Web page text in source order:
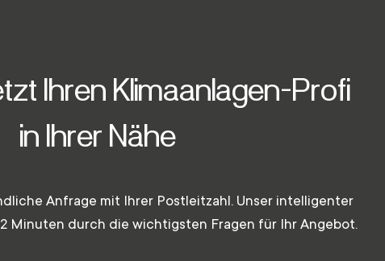
Ihren Klimaanlagen-Profi
in Ihrer Nähe
Anfrage mit Ihrer Postleitzahl. Unser intelligenter
Minuten durch die wichtigsten Fragen für Ihr Angebot.